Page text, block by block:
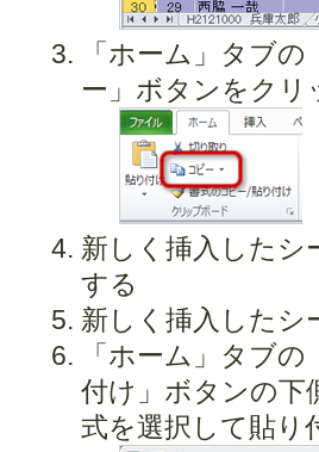
「ホーム」タブ
ー」ボタンをクリ
新しく挿入したシ
する
新しく挿入したシ
「ホーム」タブ
付け」ボタンの
式を選択して貼り